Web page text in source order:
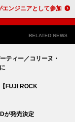
ール、ソロ・デビュー作完成 故スティーヴ・アルビニがエンジニアとして参加
RELATED NEWS
ティー／コリーヌ・
FUJI ROCK
が発売決定